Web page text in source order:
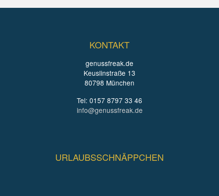
KONTAKT
genussfreak.de
Keuslinstraße 13
80798 München
Tel: 0157 8797 33 46
info@genussfreak.de
URLAUBSSCHNÄPPCHEN